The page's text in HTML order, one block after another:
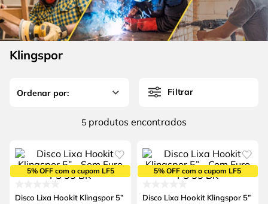
Klingspor
Filtrar
5 produtos
5% OFF com o cupom LF5
Disco Lixa Hookit Klingspor 5”
5% OFF com o cupom LF5
Disco Lixa Hookit Klingspor 5”
6º serra copo
7º luva
8º fio
alicate
4 º escada
5º serra circular
º
fio
lavadora alta pressão